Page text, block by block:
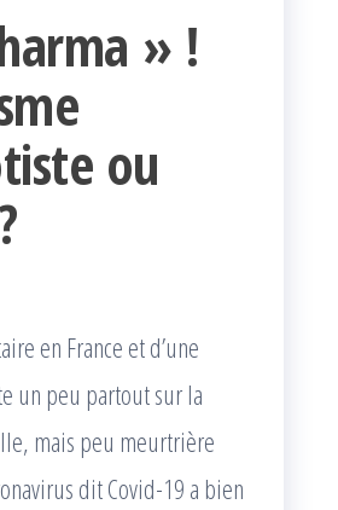
» !
ou
en France et d’une
un peu partout sur la
mais peu meurtrière
dit Covid-19 a bien